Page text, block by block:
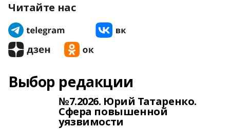
Читайте нас
Выбор редакции
№7.2026. Юрий Татаренко.
Сфера повышенной
уязвимости